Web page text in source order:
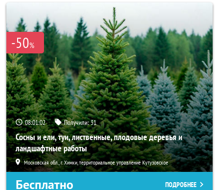
-50%
08:01:00 Получили:31
Сосны и ели, туи, лиственные, плодовые деревья и
ландшафтные работы
Московская обл., г. Химки, территориальное управление Кутузовское
Бесплатно ПОДРОБНЕЕ